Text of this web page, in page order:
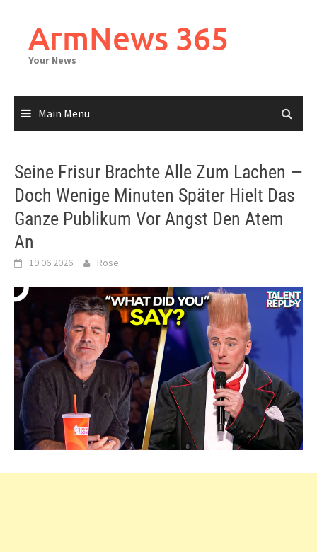
contentArmNews 365
Your News
Main Menu
Seine Frisur Brachte Alle Zum Lachen —
Doch Wenige Minuten Später Hielt Das
Ganze Publikum Vor Angst Den Atem
An
19.06.2026 Rose